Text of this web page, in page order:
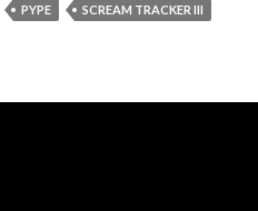
PYPE
SCREAM TRACKER III